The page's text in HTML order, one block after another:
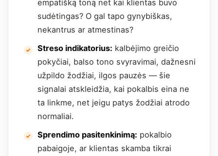
empatišką toną net kai klientas buvo
sudėtingas? O gal tapo gynybiškas,
nekantrus ar atmestinas?
Streso indikatorius: kalbėjimo greičio
pokyčiai, balso tono svyravimai, dažnesni
užpildo žodžiai, ilgos pauzės — šie
signalai atskleidžia, kai pokalbis eina ne
ta linkme, net jeigu patys žodžiai atrodo
normaliai.
Sprendimo pasitenkinimą: pokalbio
pabaigoje, ar klientas skamba tikrai